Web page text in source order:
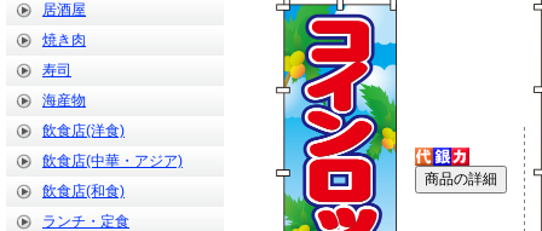
居酒屋
焼き肉
寿司
海産物
飲食店(洋食)
飲食店(中華・アジア)
飲食店(和食)
ランチ・定食